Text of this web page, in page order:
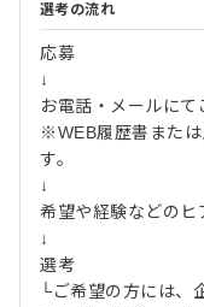
選考の流れ
応募
↓
お電話・メールにて
※WEB履歴書また
す。
↓
希望や経験などのヒ
↓
選考
└ご希望の方には、